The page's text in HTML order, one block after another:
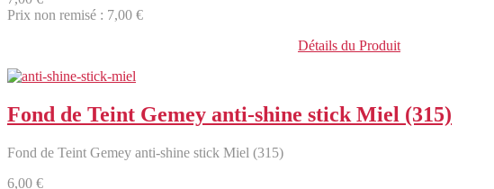
Prix non remisé : 7,00 €
Détails du Produit
Fond de Teint Gemey anti-shine stick Miel (315)
Fond de Teint Gemey anti-shine stick Miel (315)
6,00 €